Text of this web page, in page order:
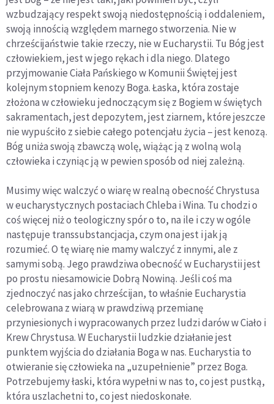
wzbudzający respekt swoją niedostępnością i oddaleniem,
swoją innością względem marnego stworzenia. Nie w
chrześcijaństwie takie rzeczy, nie w Eucharystii. Tu Bóg jest
człowiekiem, jest w jego rękach i dla niego. Dlatego
przyjmowanie Ciała Pańskiego w Komunii Świętej jest
kolejnym stopniem kenozy Boga. Łaska, która zostaje
złożona w człowieku jednoczącym się z Bogiem w świętych
sakramentach, jest depozytem, jest ziarnem, które jeszcze
nie wypuściło z siebie całego potencjału życia – jest kenozą.
Bóg uniża swoją zbawczą wolę, wiążąc ją z wolną wolą
człowieka i czyniąc ją w pewien sposób od niej zależną.
Musimy więc walczyć o wiarę w realną obecność Chrystusa
w eucharystycznych postaciach Chleba i Wina. Tu chodzi o
coś więcej niż o teologiczny spór o to, na ile i czy w ogóle
następuje transsubstancjacja, czym ona jest i jak ją
rozumieć. O tę wiarę nie mamy walczyć z innymi, ale z
samymi sobą. Jego prawdziwa obecność w Eucharystii jest
po prostu niesamowicie Dobrą Nowiną. Jeśli coś ma
zjednoczyć nas jako chrześcijan, to właśnie Eucharystia
celebrowana z wiarą w prawdziwą przemianę
przyniesionych i wypracowanych przez ludzi darów w Ciało i
Krew Chrystusa. W Eucharystii ludzkie działanie jest
punktem wyjścia do działania Boga w nas. Eucharystia to
otwieranie się człowieka na „uzupełnienie” przez Boga.
Potrzebujemy łaski, która wypełni w nas to, co jest pustką,
która uszlachetni to, co jest niedoskonałe.